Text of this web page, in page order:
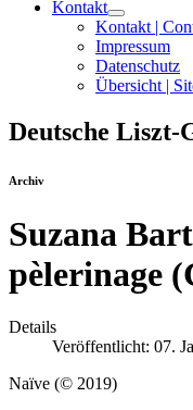
Kontakt
Kontakt |
Impressum
Datenschutz
Übersicht |
Deutsche Liszt-
Archiv
Suzana
pèlerinage
Details
Veröffentlicht: 07.
Naïve (© 2019)